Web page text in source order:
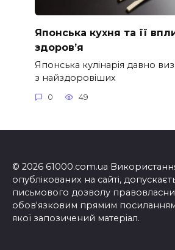
Японська кухня та її
здоров’я
Японська кулінарія давно
з найздоровіших
0 49
© 2026 61000.com.ua Використання
опублікованих на сайті,
письмового дозволу
обов'язковим прямим посиланням
якої запозичений матеріал.